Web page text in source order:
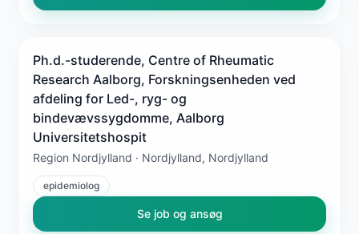
Ph.d.-studerende, Centre of Rheumatic
Research Aalborg, Forskningsenheden ved
afdeling for Led-, ryg- og
bindevævssygdomme, Aalborg
Universitetshospit
Region Nordjylland · Nordjylland, Nordjylland
epidemiolog
Se job og ansøg